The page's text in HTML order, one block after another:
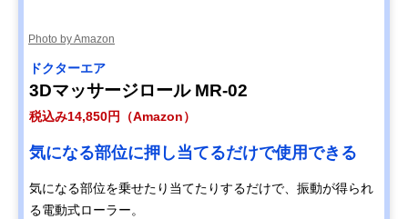
Photo by Amazon
ドクターエア
3Dマッサージロール MR-02
税込み14,850円（Amazon）
気になる部位に押し当てるだけで使用できる
気になる部位を乗せたり当てたりするだけで、振動が得られ
る電動式ローラー。